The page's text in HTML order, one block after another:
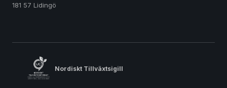
181 57 Lidingö
Nordiskt Tillväxtsigill